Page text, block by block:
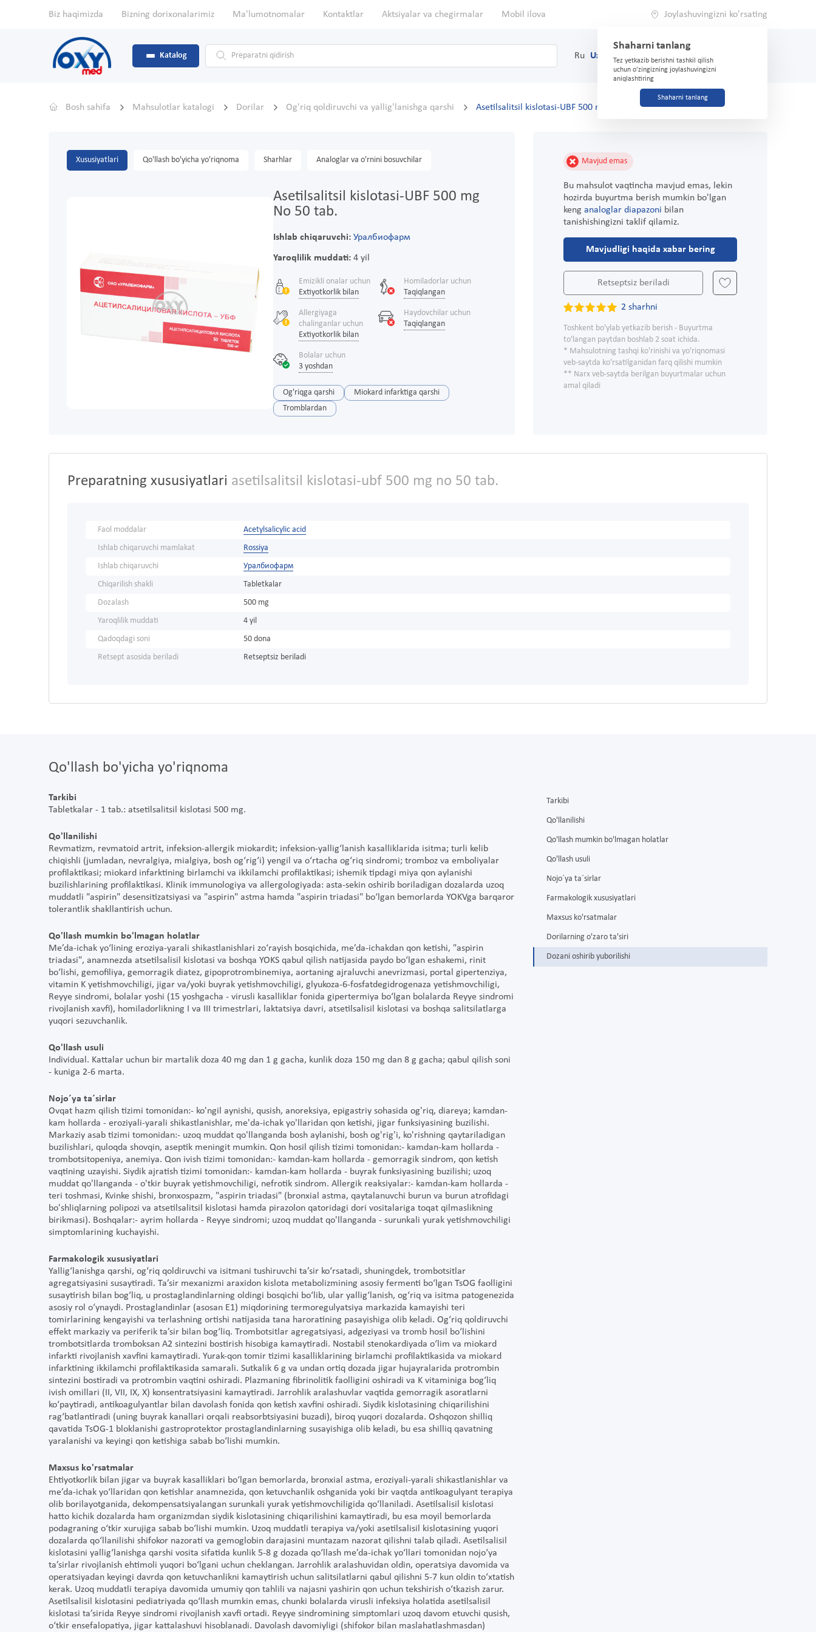
Biz haqimizda Bizning dorixonalarimiz Ma'lumotnomalar Kontaktlar Aktsiyalar va chegirmalar Mobil ilova Joylashuvingizni ko'rsating
Shaharni tanlang
Tez yetkazib berishni tashkil qilish
uchun o'zingizning joylashuvingizni
aniqlashtiring
Shaharni tanlang
Katalog Ru Uz (71) 200-03-03
Bosh sahifa Mahsulotlar katalogi Dorilar Og'riq qoldiruvchi va yallig'lanishga qarshi Asetilsalitsil kislotasi-UBF 500 mg No 50 tab.
Xususiyatlari Qo'llash bo'yicha yo'riqnoma Sharhlar Analoglar va o'rnini bosuvchilar
Asetilsalitsil kislotasi-UBF 500 mg
No 50 tab.
Ishlab chiqaruvchi: Уралбиофарм
Yaroqlilik muddati:4 yil
Emizikli onalar uchun
Extiyotkorlik bilan
Homiladorlar uchun
Taqiqlangan
Allergiyaga
chalinganlar uchun
Extiyotkorlik bilan
Haydovchilar uchun
Taqiqlangan
Bolalar uchun
3 yoshdan
Og'riqga qarshi
Miokard infarktiga qarshi
Tromblardan
Mavjud emas
Bu mahsulot vaqtincha mavjud emas, lekin
hozirda buyurtma berish mumkin bo'lgan
keng analoglar diapazoni bilan
tanishishingizni taklif qilamiz.
Mavjudligi haqida xabar bering
Retseptsiz beriladi
2 sharhni
Toshkent bo'ylab yetkazib berish - Buyurtma
to'langan paytdan boshlab 2 soat ichida.
* Mahsulotning tashqi ko'rinishi va yo'riqnomasi
veb-saytda ko'rsatilganidan farq qilishi mumkin
** Narx veb-saytda berilgan buyurtmalar uchun
amal qiladi
Preparatning xususiyatlari asetilsalitsil kislotasi-ubf 500 mg no 50 tab.
Faol moddalar
Acetylsalicylic acid
Ishlab chiqaruvchi mamlakat
Rossiya
Ishlab chiqaruvchi
Уралбиофарм
Chiqarilish shakli
Tabletkalar
Dozalash
500 mg
Yaroqlilik muddati
4 yil
Qadoqdagi soni
50 dona
Retsept asosida beriladi
Retseptsiz beriladi
Qo'llash bo'yicha yo'riqnoma
Tarkibi
Tabletkalar - 1 tab.: atsetilsalitsil kislotasi 500 mg.
Qo'llanilishi
Revmatizm, revmatoid artrit, infeksion-allergik miokardit; infeksion-yallig‘lanish kasalliklarida isitma; turli kelib
chiqishli (jumladan, nevralgiya, mialgiya, bosh og‘rig‘i) yengil va o‘rtacha og‘riq sindromi; tromboz va emboliyalar
profilaktikasi; miokard infarktining birlamchi va ikkilamchi profilaktikasi; ishemik tipdagi miya qon aylanishi
buzilishlarining profilaktikasi. Klinik immunologiya va allergologiyada: asta-sekin oshirib boriladigan dozalarda uzoq
muddatli "aspirin" desensitizatsiyasi va "aspirin" astma hamda "aspirin triadasi" bo‘lgan bemorlarda YOKVga barqaror
tolerantlik shakllantirish uchun.
Qo'llash mumkin bo'lmagan holatlar
Me’da-ichak yo‘lining eroziya-yarali shikastlanishlari zo‘rayish bosqichida, me’da-ichakdan qon ketishi, "aspirin
triadasi", anamnezda atsetilsalisil kislotasi va boshqa YOKS qabul qilish natijasida paydo bo‘lgan eshakemi, rinit
bo‘lishi, gemofiliya, gemorragik diatez, gipoprotrombinemiya, aortaning ajraluvchi anevrizmasi, portal gipertenziya,
vitamin K yetishmovchiligi, jigar va/yoki buyrak yetishmovchiligi, glyukoza-6-fosfatdegidrogenaza yetishmovchiligi,
Reyye sindromi, bolalar yoshi (15 yoshgacha - virusli kasalliklar fonida gipertermiya bo‘lgan bolalarda Reyye sindromi
rivojlanish xavfi), homiladorlikning I va III trimestrlari, laktatsiya davri, atsetilsalisil kislotasi va boshqa salitsilatlarga
yuqori sezuvchanlik.
Qo'llash usuli
Individual. Kattalar uchun bir martalik doza 40 mg dan 1 g gacha, kunlik doza 150 mg dan 8 g gacha; qabul qilish soni
- kuniga 2-6 marta.
Nojo´ya ta´sirlar
Ovqat hazm qilish tizimi tomonidan:- ko'ngil aynishi, qusish, anoreksiya, epigastriy sohasida og'riq, diareya; kamdan-
kam hollarda - eroziyali-yarali shikastlanishlar, me'da-ichak yo'llaridan qon ketishi, jigar funksiyasining buzilishi.
Markaziy asab tizimi tomonidan:- uzoq muddat qo'llanganda bosh aylanishi, bosh og'rig'i, ko'rishning qaytariladigan
buzilishlari, quloqda shovqin, aseptik meningit mumkin. Qon hosil qilish tizimi tomonidan:- kamdan-kam hollarda -
trombotsitopeniya, anemiya. Qon ivish tizimi tomonidan:- kamdan-kam hollarda - gemorragik sindrom, qon ketish
vaqtining uzayishi. Siydik ajratish tizimi tomonidan:- kamdan-kam hollarda - buyrak funksiyasining buzilishi; uzoq
muddat qo'llanganda - o'tkir buyrak yetishmovchiligi, nefrotik sindrom. Allergik reaksiyalar:- kamdan-kam hollarda -
teri toshmasi, Kvinke shishi, bronxospazm, "aspirin triadasi" (bronxial astma, qaytalanuvchi burun va burun atrofidagi
bo'shliqlarning polipozi va atsetilsalitsil kislotasi hamda pirazolon qatoridagi dori vositalariga toqat qilmaslikning
birikmasi). Boshqalar:- ayrim hollarda - Reyye sindromi; uzoq muddat qo'llanganda - surunkali yurak yetishmovchiligi
simptomlarining kuchayishi.
Farmakologik xususiyatlari
Yallig‘lanishga qarshi, og‘riq qoldiruvchi va isitmani tushiruvchi ta’sir ko‘rsatadi, shuningdek, trombotsitlar
agregatsiyasini susaytiradi. Ta’sir mexanizmi araxidon kislota metabolizmining asosiy fermenti bo‘lgan TsOG faolligini
susaytirish bilan bog‘liq, u prostaglandinlarning oldingi bosqichi bo‘lib, ular yallig‘lanish, og‘riq va isitma patogenezida
asosiy rol o‘ynaydi. Prostaglandinlar (asosan E1) miqdorining termoregulyatsiya markazida kamayishi teri
tomirlarining kengayishi va terlashning ortishi natijasida tana haroratining pasayishiga olib keladi. Og‘riq qoldiruvchi
effekt markaziy va periferik ta’sir bilan bog‘liq. Trombotsitlar agregatsiyasi, adgeziyasi va tromb hosil bo‘lishini
trombotsitlarda tromboksan A2 sintezini bostirish hisobiga kamaytiradi. Nostabil stenokardiyada o‘lim va miokard
infarkti rivojlanish xavfini kamaytiradi. Yurak-qon tomir tizimi kasalliklarining birlamchi profilaktikasida va miokard
infarktining ikkilamchi profilaktikasida samarali. Sutkalik 6 g va undan ortiq dozada jigar hujayralarida protrombin
sintezini bostiradi va protrombin vaqtini oshiradi. Plazmaning fibrinolitik faolligini oshiradi va K vitaminiga bog‘liq
ivish omillari (II, VII, IX, X) konsentratsiyasini kamaytiradi. Jarrohlik aralashuvlar vaqtida gemorragik asoratlarni
ko‘paytiradi, antikoagulyantlar bilan davolash fonida qon ketish xavfini oshiradi. Siydik kislotasining chiqarilishini
rag‘batlantiradi (uning buyrak kanallari orqali reabsorbtsiyasini buzadi), biroq yuqori dozalarda. Oshqozon shilliq
qavatida TsOG-1 bloklanishi gastroprotektor prostaglandinlarning susayishiga olib keladi, bu esa shilliq qavatning
yaralanishi va keyingi qon ketishiga sabab bo‘lishi mumkin.
Maxsus ko'rsatmalar
Ehtiyotkorlik bilan jigar va buyrak kasalliklari bo‘lgan bemorlarda, bronxial astma, eroziyali-yarali shikastlanishlar va
me’da-ichak yo‘llaridan qon ketishlar anamnezida, qon ketuvchanlik oshganida yoki bir vaqtda antikoagulyant terapiya
olib borilayotganida, dekompensatsiyalangan surunkali yurak yetishmovchiligida qo‘llaniladi. Asetilsalisil kislotasi
hatto kichik dozalarda ham organizmdan siydik kislotasining chiqarilishini kamaytiradi, bu esa moyil bemorlarda
podagraning o‘tkir xurujiga sabab bo‘lishi mumkin. Uzoq muddatli terapiya va/yoki asetilsalisil kislotasining yuqori
dozalarda qo‘llanilishi shifokor nazorati va gemoglobin darajasini muntazam nazorat qilishni talab qiladi. Asetilsalisil
kislotasini yallig‘lanishga qarshi vosita sifatida kunlik 5-8 g dozada qo‘llash me’da-ichak yo‘llari tomonidan nojo‘ya
ta’sirlar rivojlanish ehtimoli yuqori bo‘lgani uchun cheklangan. Jarrohlik aralashuvidan oldin, operatsiya davomida va
operatsiyadan keyingi davrda qon ketuvchanlikni kamaytirish uchun salitsilatlarni qabul qilishni 5-7 kun oldin to‘xtatish
kerak. Uzoq muddatli terapiya davomida umumiy qon tahlili va najasni yashirin qon uchun tekshirish o‘tkazish zarur.
Asetilsalisil kislotasini pediatriyada qo‘llash mumkin emas, chunki bolalarda virusli infeksiya holatida asetilsalisil
kislotasi ta’sirida Reyye sindromi rivojlanish xavfi ortadi. Reyye sindromining simptomlari uzoq davom etuvchi qusish,
o‘tkir ensefalopatiya, jigar kattalashuvi hisoblanadi. Davolash davomiyligi (shifokor bilan maslahatlashmasdan)
Tarkibi
Qo'llanilishi
Qo'llash mumkin bo'lmagan holatlar
Qo'llash usuli
Nojo´ya ta´sirlar
Farmakologik xususiyatlari
Maxsus ko'rsatmalar
Dorilarning o'zaro ta'siri
Dozani oshirib yuborilishi